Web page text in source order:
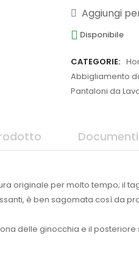
Aggiungi
Disponibile
CATEGORIE:
Abbigliamento
Pantaloni da
originale per molto tempo; il
è ben sagomata così da
delle ginocchia e il